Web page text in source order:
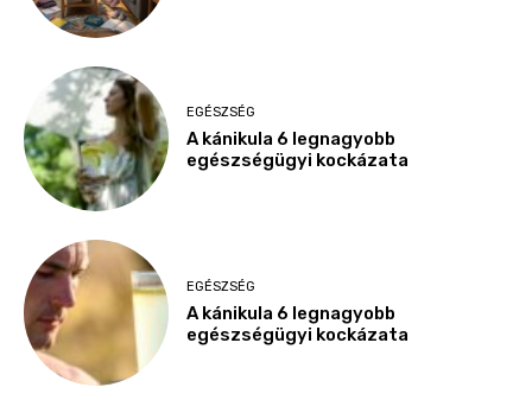
EGÉSZSÉG
A kánikula 6 legnagyobb
egészségügyi kockázata
EGÉSZSÉG
A kánikula 6 legnagyobb
egészségügyi kockázata